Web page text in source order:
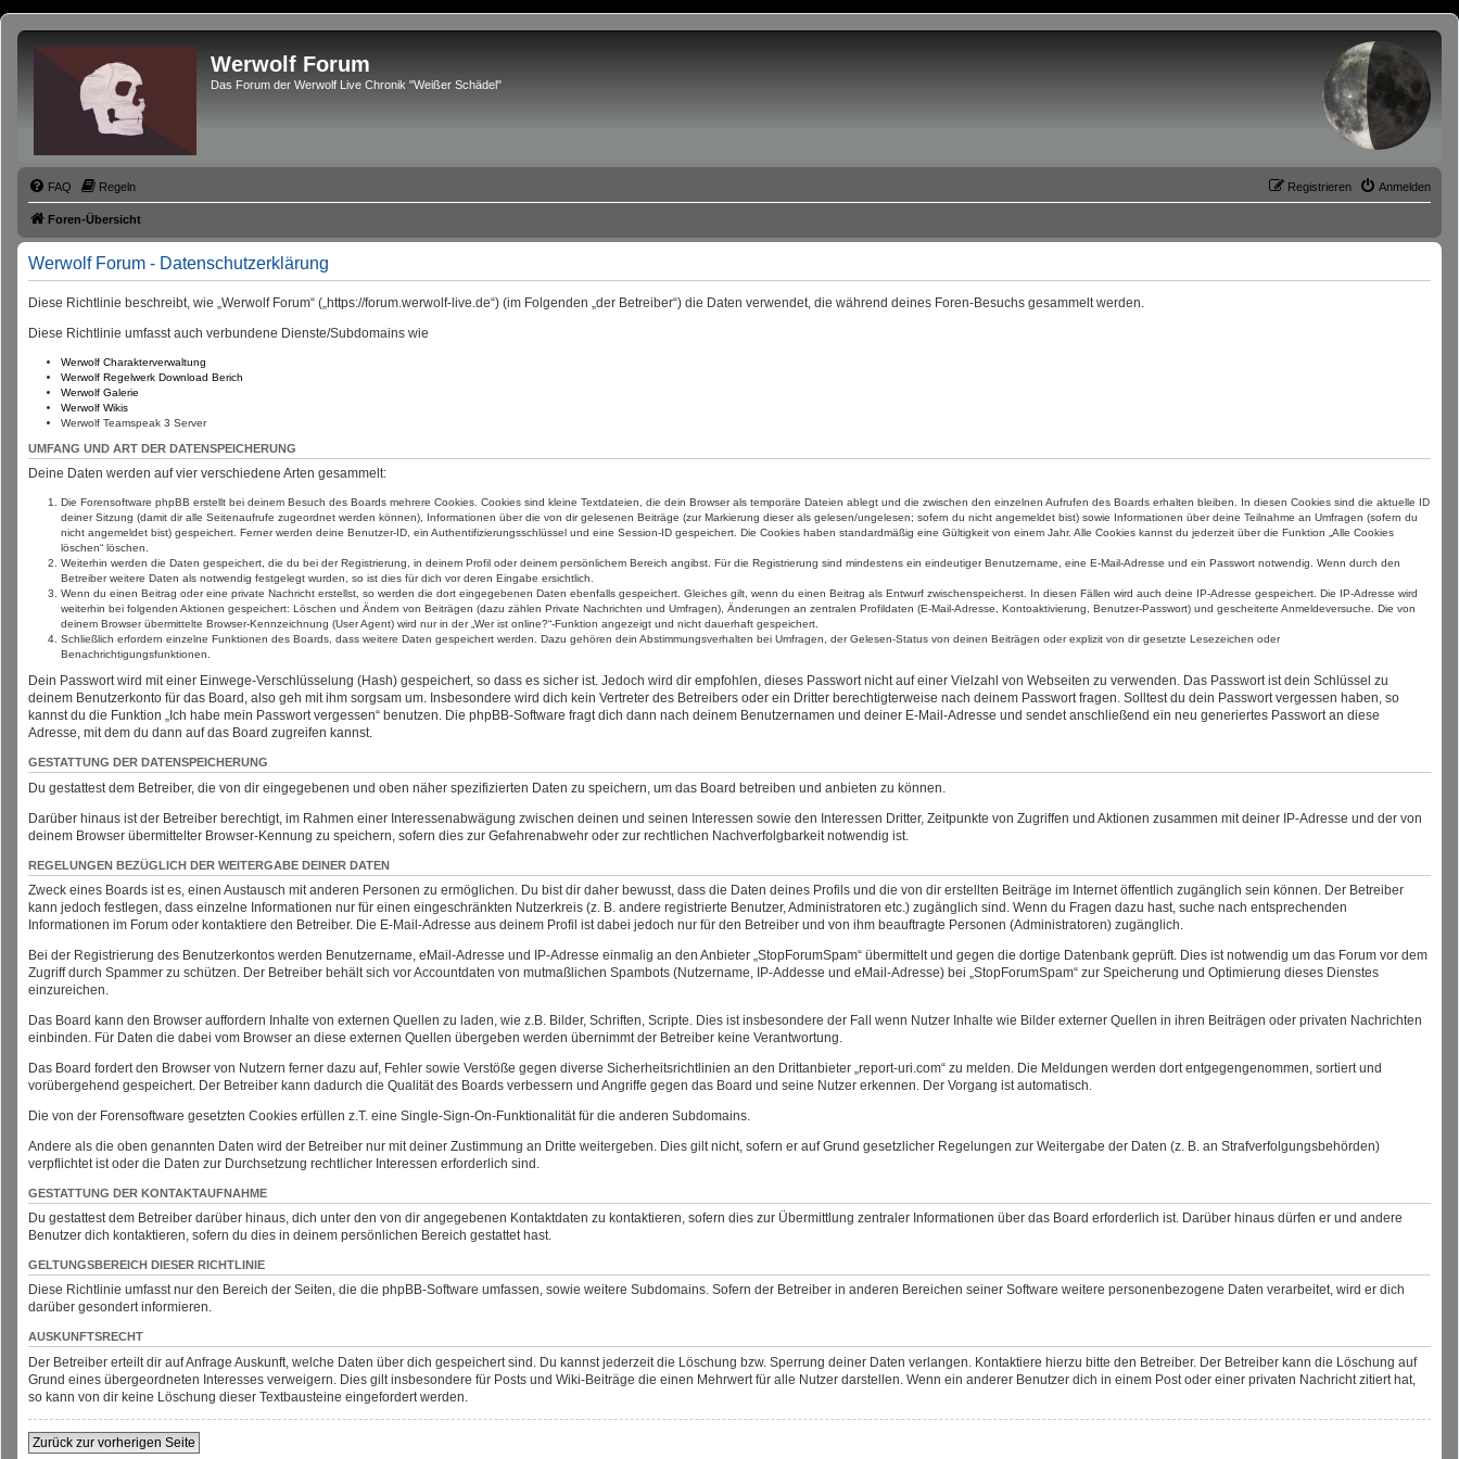
Werwolf Forum
Das Forum der Werwolf Live Chronik "Weißer Schädel"
FAQ Regeln Anmelden
Registrieren
Foren-Übersicht
Werwolf Forum - Datenschutzerklärung
Diese Richtlinie beschreibt, wie „Werwolf Forum“ („https://forum.werwolf-live.de“) (im Folgenden „der Betreiber“) die Daten verwendet, die während deines Foren-Besuchs gesammelt werden.
Diese Richtlinie umfasst auch verbundene Dienste/Subdomains wie
Werwolf Charakterverwaltung
Werwolf Regelwerk Download Berich
Werwolf Galerie
Werwolf Wikis
Werwolf Teamspeak 3 Server
UMFANG UND ART DER DATENSPEICHERUNG
Deine Daten werden auf vier verschiedene Arten gesammelt:
Die Forensoftware phpBB erstellt bei deinem Besuch des Boards mehrere Cookies. Cookies sind kleine Textdateien, die dein Browser als temporäre Dateien ablegt und die zwischen den einzelnen Aufrufen des Boards erhalten bleiben. In diesen Cookies sind die aktuelle ID
deiner Sitzung (damit dir alle Seitenaufrufe zugeordnet werden können), Informationen über die von dir gelesenen Beiträge (zur Markierung dieser als gelesen/ungelesen; sofern du nicht angemeldet bist) sowie Informationen über deine Teilnahme an Umfragen (sofern du
nicht angemeldet bist) gespeichert. Ferner werden deine Benutzer-ID, ein Authentifizierungsschlüssel und eine Session-ID gespeichert. Die Cookies haben standardmäßig eine Gültigkeit von einem Jahr. Alle Cookies kannst du jederzeit über die Funktion „Alle Cookies
löschen“ löschen.
Weiterhin werden die Daten gespeichert, die du bei der Registrierung, in deinem Profil oder deinem persönlichem Bereich angibst. Für die Registrierung sind mindestens ein eindeutiger Benutzername, eine E-Mail-Adresse und ein Passwort notwendig. Wenn durch den
Betreiber weitere Daten als notwendig festgelegt wurden, so ist dies für dich vor deren Eingabe ersichtlich.
Wenn du einen Beitrag oder eine private Nachricht erstellst, so werden die dort eingegebenen Daten ebenfalls gespeichert. Gleiches gilt, wenn du einen Beitrag als Entwurf zwischenspeicherst. In diesen Fällen wird auch deine IP-Adresse gespeichert. Die IP-Adresse wird
weiterhin bei folgenden Aktionen gespeichert: Löschen und Ändern von Beiträgen (dazu zählen Private Nachrichten und Umfragen), Änderungen an zentralen Profildaten (E-Mail-Adresse, Kontoaktivierung, Benutzer-Passwort) und gescheiterte Anmeldeversuche. Die von
deinem Browser übermittelte Browser-Kennzeichnung (User Agent) wird nur in der „Wer ist online?“-Funktion angezeigt und nicht dauerhaft gespeichert.
Schließlich erfordern einzelne Funktionen des Boards, dass weitere Daten gespeichert werden. Dazu gehören dein Abstimmungsverhalten bei Umfragen, der Gelesen-Status von deinen Beiträgen oder explizit von dir gesetzte Lesezeichen oder
Benachrichtigungsfunktionen.
Dein Passwort wird mit einer Einwege-Verschlüsselung (Hash) gespeichert, so dass es sicher ist. Jedoch wird dir empfohlen, dieses Passwort nicht auf einer Vielzahl von Webseiten zu verwenden. Das Passwort ist dein Schlüssel zu
deinem Benutzerkonto für das Board, also geh mit ihm sorgsam um. Insbesondere wird dich kein Vertreter des Betreibers oder ein Dritter berechtigterweise nach deinem Passwort fragen. Solltest du dein Passwort vergessen haben, so
kannst du die Funktion „Ich habe mein Passwort vergessen“ benutzen. Die phpBB-Software fragt dich dann nach deinem Benutzernamen und deiner E-Mail-Adresse und sendet anschließend ein neu generiertes Passwort an diese
Adresse, mit dem du dann auf das Board zugreifen kannst.
GESTATTUNG DER DATENSPEICHERUNG
Du gestattest dem Betreiber, die von dir eingegebenen und oben näher spezifizierten Daten zu speichern, um das Board betreiben und anbieten zu können.
Darüber hinaus ist der Betreiber berechtigt, im Rahmen einer Interessenabwägung zwischen deinen und seinen Interessen sowie den Interessen Dritter, Zeitpunkte von Zugriffen und Aktionen zusammen mit deiner IP-Adresse und der von
deinem Browser übermittelter Browser-Kennung zu speichern, sofern dies zur Gefahrenabwehr oder zur rechtlichen Nachverfolgbarkeit notwendig ist.
REGELUNGEN BEZÜGLICH DER WEITERGABE DEINER DATEN
Zweck eines Boards ist es, einen Austausch mit anderen Personen zu ermöglichen. Du bist dir daher bewusst, dass die Daten deines Profils und die von dir erstellten Beiträge im Internet öffentlich zugänglich sein können. Der Betreiber
kann jedoch festlegen, dass einzelne Informationen nur für einen eingeschränkten Nutzerkreis (z. B. andere registrierte Benutzer, Administratoren etc.) zugänglich sind. Wenn du Fragen dazu hast, suche nach entsprechenden
Informationen im Forum oder kontaktiere den Betreiber. Die E-Mail-Adresse aus deinem Profil ist dabei jedoch nur für den Betreiber und von ihm beauftragte Personen (Administratoren) zugänglich.
Bei der Registrierung des Benutzerkontos werden Benutzername, eMail-Adresse und IP-Adresse einmalig an den Anbieter „StopForumSpam“ übermittelt und gegen die dortige Datenbank geprüft. Dies ist notwendig um das Forum vor dem
Zugriff durch Spammer zu schützen. Der Betreiber behält sich vor Accountdaten von mutmaßlichen Spambots (Nutzername, IP-Addesse und eMail-Adresse) bei „StopForumSpam“ zur Speicherung und Optimierung dieses Dienstes
einzureichen.
Das Board kann den Browser auffordern Inhalte von externen Quellen zu laden, wie z.B. Bilder, Schriften, Scripte. Dies ist insbesondere der Fall wenn Nutzer Inhalte wie Bilder externer Quellen in ihren Beiträgen oder privaten Nachrichten
einbinden. Für Daten die dabei vom Browser an diese externen Quellen übergeben werden übernimmt der Betreiber keine Verantwortung.
Das Board fordert den Browser von Nutzern ferner dazu auf, Fehler sowie Verstöße gegen diverse Sicherheitsrichtlinien an den Drittanbieter „report-uri.com“ zu melden. Die Meldungen werden dort entgegengenommen, sortiert und
vorübergehend gespeichert. Der Betreiber kann dadurch die Qualität des Boards verbessern und Angriffe gegen das Board und seine Nutzer erkennen. Der Vorgang ist automatisch.
Die von der Forensoftware gesetzten Cookies erfüllen z.T. eine Single-Sign-On-Funktionalität für die anderen Subdomains.
Andere als die oben genannten Daten wird der Betreiber nur mit deiner Zustimmung an Dritte weitergeben. Dies gilt nicht, sofern er auf Grund gesetzlicher Regelungen zur Weitergabe der Daten (z. B. an Strafverfolgungsbehörden)
verpflichtet ist oder die Daten zur Durchsetzung rechtlicher Interessen erforderlich sind.
GESTATTUNG DER KONTAKTAUFNAHME
Du gestattest dem Betreiber darüber hinaus, dich unter den von dir angegebenen Kontaktdaten zu kontaktieren, sofern dies zur Übermittlung zentraler Informationen über das Board erforderlich ist. Darüber hinaus dürfen er und andere
Benutzer dich kontaktieren, sofern du dies in deinem persönlichen Bereich gestattet hast.
GELTUNGSBEREICH DIESER RICHTLINIE
Diese Richtlinie umfasst nur den Bereich der Seiten, die die phpBB-Software umfassen, sowie weitere Subdomains. Sofern der Betreiber in anderen Bereichen seiner Software weitere personenbezogene Daten verarbeitet, wird er dich
darüber gesondert informieren.
AUSKUNFTSRECHT
Der Betreiber erteilt dir auf Anfrage Auskunft, welche Daten über dich gespeichert sind. Du kannst jederzeit die Löschung bzw. Sperrung deiner Daten verlangen. Kontaktiere hierzu bitte den Betreiber. Der Betreiber kann die Löschung auf
Grund eines übergeordneten Interesses verweigern. Dies gilt insbesondere für Posts und Wiki-Beiträge die einen Mehrwert für alle Nutzer darstellen. Wenn ein anderer Benutzer dich in einem Post oder einer privaten Nachricht zitiert hat,
so kann von dir keine Löschung dieser Textbausteine eingefordert werden.
Zurück zur vorherigen Seite